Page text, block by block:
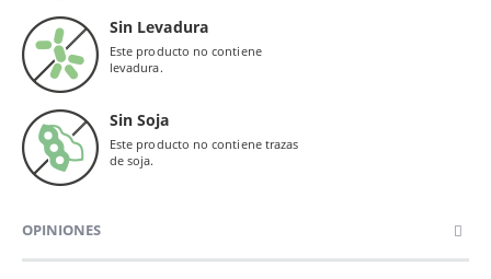
Sin Levadura
Este producto no contiene
levadura.
Sin Soja
Este producto no contiene trazas
de soja.
OPINIONES